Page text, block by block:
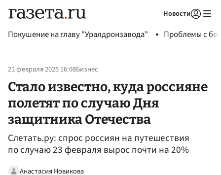
Новости
Покушение на главу "Уралдронзавода" Проблемы с
21 февраля 2025 16:08Бизнес
Стало известно, куда россияне
полетят по случаю Дня
защитника Отечества
Слетать.ру: спрос россиян на путешествия
по случаю 23 февраля вырос почти на 20%
Анастасия Новикова